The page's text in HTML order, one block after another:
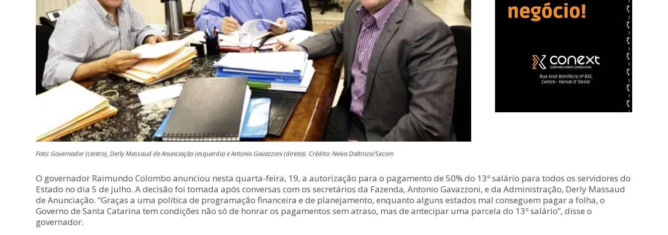
Foto: Governador (centro), Derly Massaud de Anunciação (esquerda) e Antonio Gavazzoni (direita). Crédito: Neiva Daltrozo/Secom
O governador Raimundo Colombo anunciou nesta quarta-feira, 19, a autorização para o pagamento de 50% do 13º salário para todos os servidores do
Estado no dia 5 de julho. A decisão foi tomada após conversas com os secretários da Fazenda, Antonio Gavazzoni, e da Administração, Derly Massaud
de Anunciação. “Graças a uma política de programação financeira e de planejamento, enquanto alguns estados mal conseguem pagar a folha, o
Governo de Santa Catarina tem condições não só de honrar os pagamentos sem atraso, mas de antecipar uma parcela do 13º salário”, disse o
governador.